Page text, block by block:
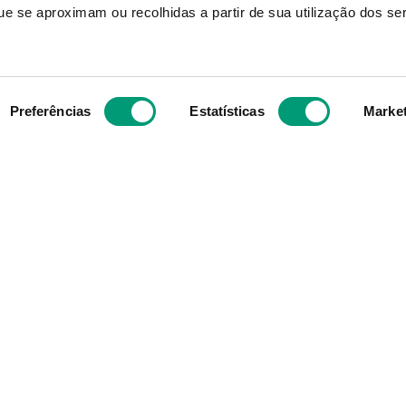
se aproximam ou recolhidas a partir de sua utilização dos
Preferências Estatísticas
NOTON VASOTONAL